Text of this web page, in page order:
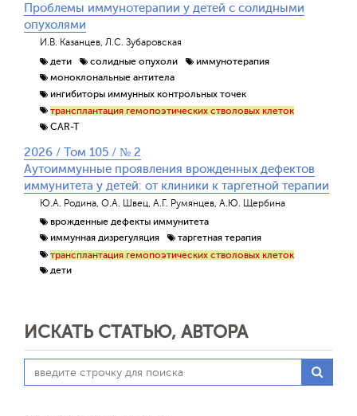
Проблемы иммунотерапии у детей с солидными
опухолями
И.В. Казанцев, Л.С. Зубаровская
дети
солидные опухоли
иммунотерапия
моноклональные антитела
ингибиторы иммунных контрольных точек
трансплантация гемопоэтических стволовых клеток
CAR-T
2026 / Том 105 / № 2
Аутоиммунные проявления врожденных дефектов
иммунитета у детей: от клиники к таргетной терапии
Ю.А. Родина, О.А. Швец, А.Г. Румянцев, А.Ю. Щербина
врожденные дефекты иммунитета
иммунная дизрегуляция
таргетная терапия
трансплантация гемопоэтических стволовых клеток
дети
ИСКАТЬ СТАТЬЮ, АВТОРА